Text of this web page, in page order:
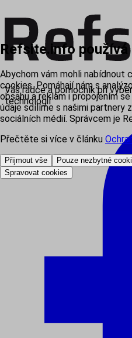
Váš rádce a pomocník při
technologií
Refsite.info používá
Abychom vám mohli nabídnout
cookies. Pomáhají nám s
obsahu a reklam i propojením
údaje sdílíme s našimi partnery
sociálních médií. Správcem je
Přečtěte si více v článku
Přijmout vše
Pouze nezbytné
Spravovat cookies